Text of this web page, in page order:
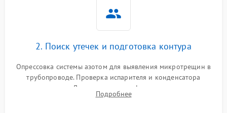
2. Поиск утечек и подготовка контура
Опрессовка системы азотом для выявления микротрещин в
трубопроводе. Проверка испарителя и конденсатора
течеискателем. Демонтаж старого фильтра-осушителя и
продувка капиллярной трубки для устранения засоров.
Подробнее